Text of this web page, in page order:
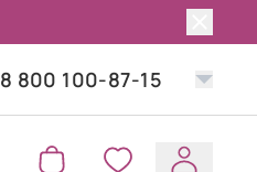
8 800 100-87-15